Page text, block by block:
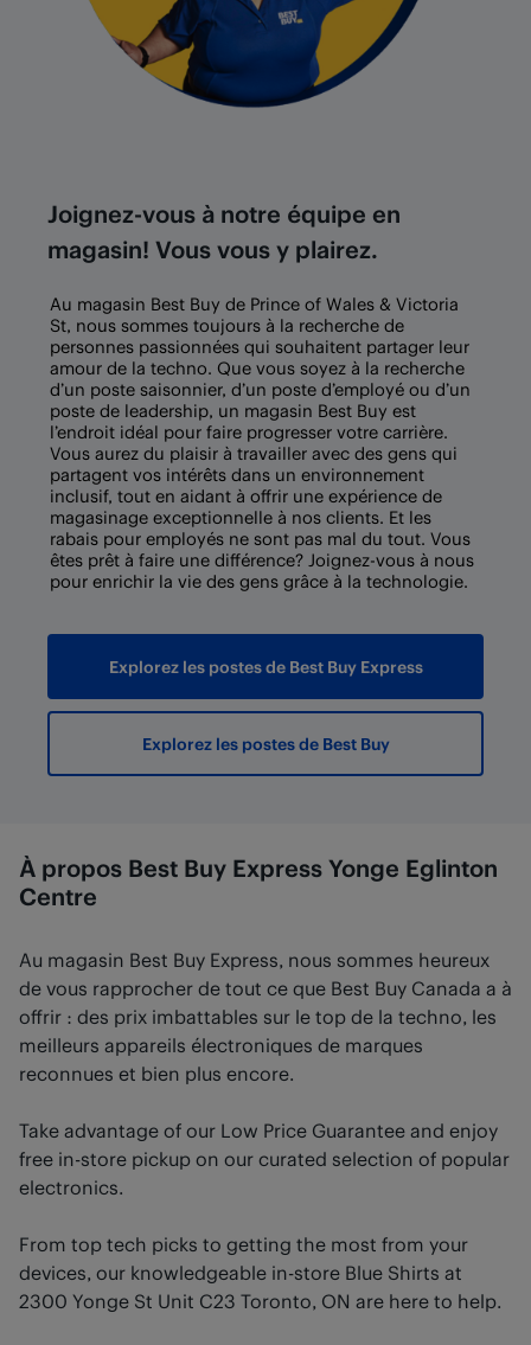
Joignez-vous à notre équipe en
magasin! Vous vous y plairez.
Au magasin Best Buy de Prince of Wales & Victoria
St, nous sommes toujours à la recherche de
personnes passionnées qui souhaitent partager leur
amour de la techno. Que vous soyez à la recherche
d’un poste saisonnier, d’un poste d’employé ou d’un
poste de leadership, un magasin Best Buy est
l’endroit idéal pour faire progresser votre carrière.
Vous aurez du plaisir à travailler avec des gens qui
partagent vos intérêts dans un environnement
inclusif, tout en aidant à offrir une expérience de
magasinage exceptionnelle à nos clients. Et les
rabais pour employés ne sont pas mal du tout. Vous
êtes prêt à faire une différence? Joignez-vous à nous
pour enrichir la vie des gens grâce à la technologie.
Explorez les postes de Best Buy Express
Explorez les postes de Best Buy
À propos Best Buy Express Yonge Eglinton
Centre
Au magasin Best Buy Express, nous sommes heureux
de vous rapprocher de tout ce que Best Buy Canada a à
offrir : des prix imbattables sur le top de la techno, les
meilleurs appareils électroniques de marques
reconnues et bien plus encore.
Take advantage of our Low Price Guarantee and enjoy
free in-store pickup on our curated selection of popular
electronics.
From top tech picks to getting the most from your
devices, our knowledgeable in-store Blue Shirts at
2300 Yonge St Unit C23 Toronto, ON are here to help.